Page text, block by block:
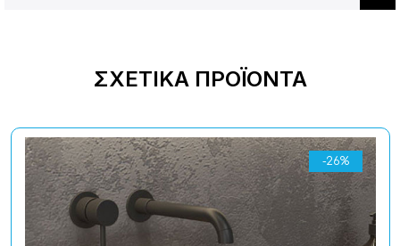
ΣΧΕΤΙΚΆ ΠΡΟΪΌΝΤΑ
-26%